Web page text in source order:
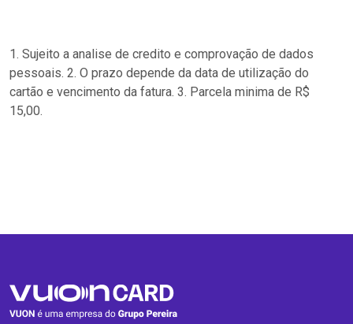
1. Sujeito a analise de credito e comprovação de dados
pessoais. 2. O prazo depende da data de utilização do
cartão e vencimento da fatura. 3. Parcela minima de R$
15,00.